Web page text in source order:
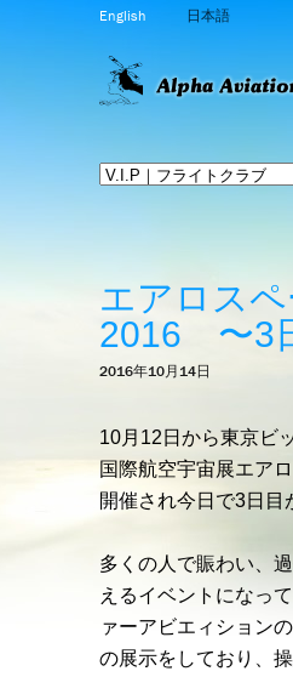
English 日本語
エアロスペ
2016 〜3
2016年10月14日
10月12日から東京ビ
国際航空宇宙展エア
開催され今日で3日目
多くの人で賑わい、
えるイベントになっ
ァーアビエィション
の展示をしており、